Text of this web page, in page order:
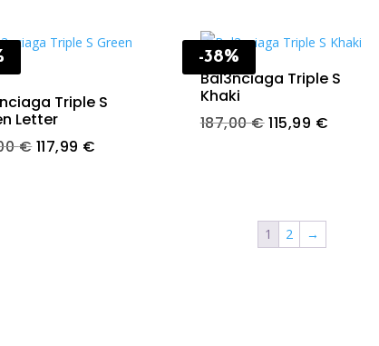
187,00 €.113,99 €.
187,00 €.111,99 €.
Triple S
Letter
€ Original
117,99 €
-38%
Bal3nciaga Triple S
Khaki
187,00€Original
115,99 €
1 2 →